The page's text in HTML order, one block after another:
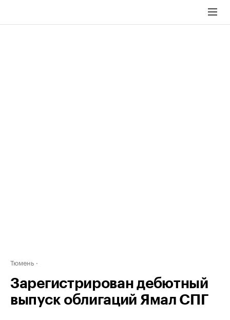
Тюмень
Зарегистрирован дебютный
выпуск облигаций Ямал СПГ